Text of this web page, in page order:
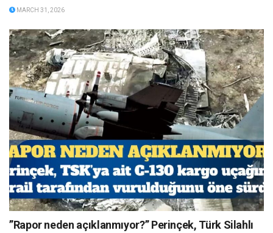
MARCH 31, 2026
”Rapor neden açıklanmıyor?” Perinçek, Türk Silahlı